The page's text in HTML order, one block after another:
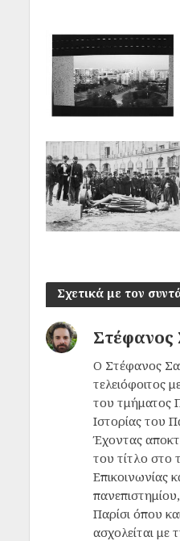
Σχετικά με τον
Στέφανος
Ο Στέφανος
τελειόφοιτος
του τμήματος
Ιστορίας του
Έχοντας
του τίτλο
Επικοινωνίας
Παρίσι όπου
ασχολείται με